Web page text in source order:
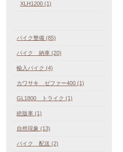
XLH1200 (1)
バイク整備 (85)
バイク 納車 (20)
輸入バイク (4)
カワサキ ゼファー400 (1)
GL1800 トライク (1)
絶版車 (1)
自然現象 (13)
バイク 配送 (2)